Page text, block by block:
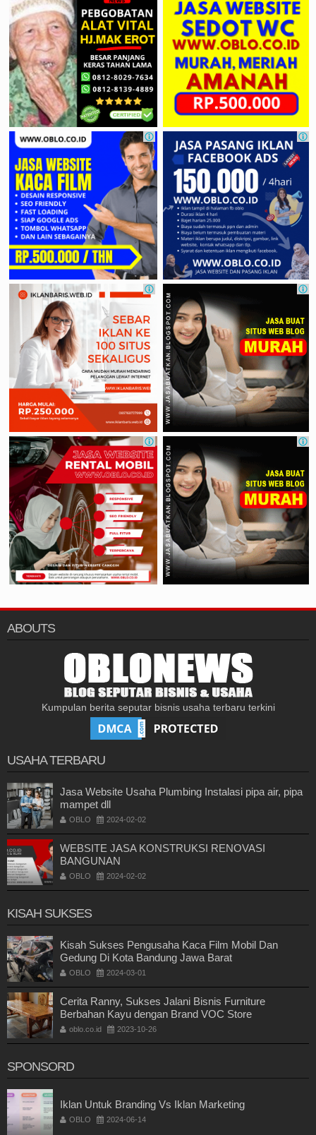
ABOUTS
Kumpulan berita seputar bisnis usaha terbaru terkini
USAHA TERBARU
Jasa Website Usaha Plumbing Instalasi pipa air, pipa
mampet dll
OBLO 2024-02-02
WEBSITE JASA KONSTRUKSI RENOVASI
BANGUNAN
OBLO 2024-02-02
KISAH SUKSES
Kisah Sukses Pengusaha Kaca Film Mobil Dan
Gedung Di Kota Bandung Jawa Barat
OBLO 2024-03-01
Cerita Ranny, Sukses Jalani Bisnis Furniture
Berbahan Kayu dengan Brand VOC Store
oblo.co.id 2023-10-26
SPONSORD
Iklan Untuk Branding Vs Iklan Marketing
OBLO 2024-06-14